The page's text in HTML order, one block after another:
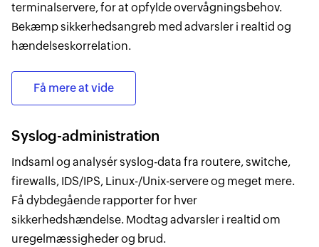
terminalservere, for at opfylde overvågningsbehov.
Bekæmp sikkerhedsangreb med advarsler i realtid og
hændelseskorrelation.
Få mere at vide
Syslog-administration
Indsaml og analysér syslog-data fra routere, switche,
firewalls, IDS/IPS, Linux-/Unix-servere og meget mere.
Få dybdegående rapporter for hver
sikkerhedshændelse. Modtag advarsler i realtid om
uregelmæssigheder og brud.